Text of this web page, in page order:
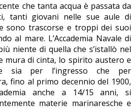
che tanta acqua è passata da
tanti giovani nelle sue aule di
sono trascorse e troppi dei suoi
al mare. L’Accademia Navale di
niente di quella che s’istallò nel
mura di cinta, lo spirito austero e
sia per l’ingresso che per
fino al primo decennio del 1900,
anche a 14/15 anni, si
materie marinaresche e